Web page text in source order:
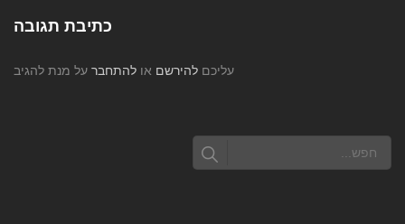
כתיבת תגובה
עליכם להירשם או להתחבר על מנת להגיב